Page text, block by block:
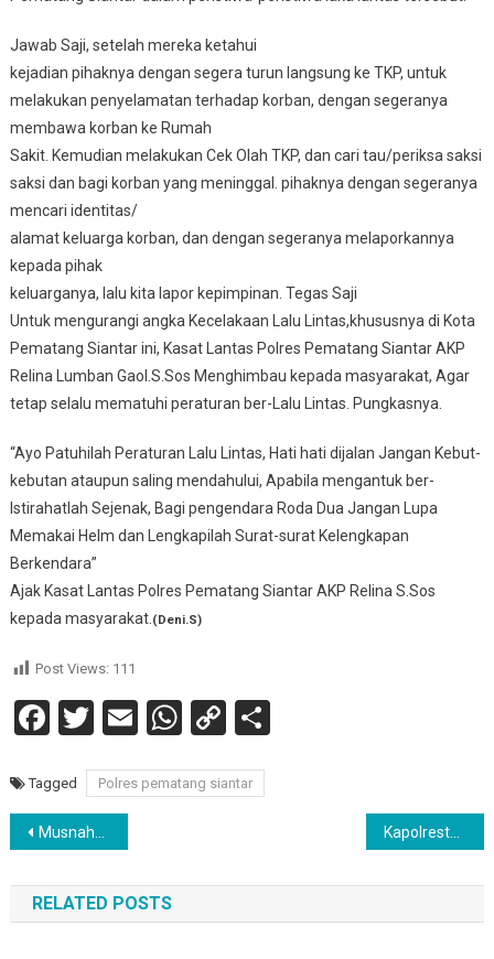
Jawab Saji, setelah mereka ketahui
kejadian pihaknya dengan segera turun langsung ke TKP, untuk
melakukan penyelamatan terhadap korban, dengan segeranya
membawa korban ke Rumah
Sakit. Kemudian melakukan Cek Olah TKP, dan cari tau/periksa saksi
saksi dan bagi korban yang meninggal. pihaknya dengan segeranya
mencari identitas/
alamat keluarga korban, dan dengan segeranya melaporkannya
kepada pihak
keluarganya, lalu kita lapor kepimpinan. Tegas Saji
Untuk mengurangi angka Kecelakaan Lalu Lintas,khususnya di Kota
Pematang Siantar ini, Kasat Lantas Polres Pematang Siantar AKP
Relina Lumban Gaol.S.Sos Menghimbau kepada masyarakat, Agar
tetap selalu mematuhi peraturan ber-Lalu Lintas. Pungkasnya.
“Ayo Patuhilah Peraturan Lalu Lintas, Hati hati dijalan Jangan Kebut-
kebutan ataupun saling mendahului, Apabila mengantuk ber-
Istirahatlah Sejenak, Bagi pengendara Roda Dua Jangan Lupa
Memakai Helm dan Lengkapilah Surat-surat Kelengkapan
Berkendara”
Ajak Kasat Lantas Polres Pematang Siantar AKP Relina S.Sos
kepada masyarakat.(Deni.S)
Post Views: 111
Facebook
Twitter
EmailWhatsApp
Copy
Tagged Polres pematang siantar
Navigasi
pos
Musnahkan Barang Bukti Sabu Dari Tangkapan Berbagai Lokasi Di Sumatera Utara Kapolresta Deli Serdang Dan Para PJU Hadiri Acara Pengantaran Satgas BGC TNI Kongo XXXIX-D Monusco Kongo
RELATED POSTS